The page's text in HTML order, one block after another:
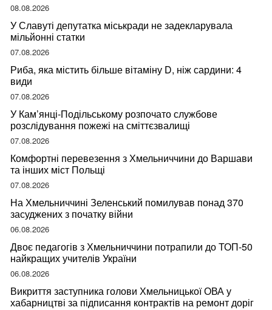
08.08.2026
У Славуті депутатка міськради не задекларувала
мільйонні статки
07.08.2026
Риба, яка містить більше вітаміну D, ніж сардини: 4
види
07.08.2026
У Кам’янці-Подільському розпочато службове
розслідування пожежі на сміттєзвалищі
07.08.2026
Комфортні перевезення з Хмельниччини до Варшави
та інших міст Польщі
07.08.2026
На Хмельниччині Зеленський помилував понад 370
засуджених з початку війни
06.08.2026
Двоє педагогів з Хмельниччини потрапили до ТОП-50
найкращих учителів України
06.08.2026
Викриття заступника голови Хмельницької ОВА у
хабарництві за підписання контрактів на ремонт доріг